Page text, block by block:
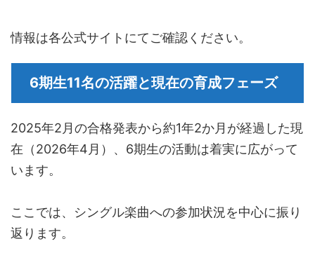
情報は各公式サイトにてご確認ください。
6期生11名の活躍と現在の育成フェーズ
2025年2月の合格発表から約1年2か月が経過した現
在（2026年4月）、6期生の活動は着実に広がって
います。
ここでは、シングル楽曲への参加状況を中心に振り
返ります。